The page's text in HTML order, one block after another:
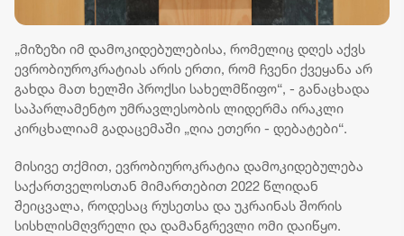
„მიზეზი იმ დამოკიდებულებისა, რომელიც დღეს აქვს
ევრობიუროკრატიას არის ერთი, რომ ჩვენი ქვეყანა არ
გახდა მათ ხელში პროქსი სახელმწიფო“, - განაცხადა
საპარლამენტო უმრავლესობის ლიდერმა ირაკლი
კირცხალიამ გადაცემაში „ღია ეთერი - დებატები“.
მისივე თქმით, ევრობიუროკრატია დამოკიდებულება
საქართველოსთან მიმართებით 2022 წლიდან
შეიცვალა, როდესაც რუსეთსა და უკრაინას შორის
სისხლისმღვრელი და დამანგრევლი ომი დაიწყო.